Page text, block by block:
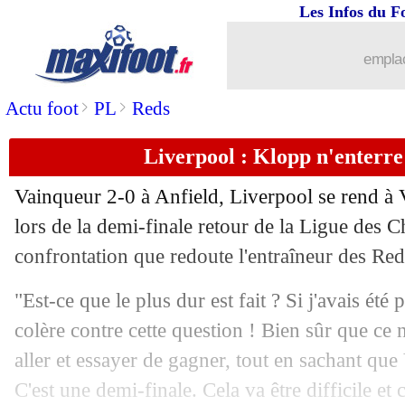
Actu foot> PL > Reds
Les Infos du
Liverpool : Klopp
Vainqueur 2-0 à Anfield, Liverpool se rend à
lors de la demi-finale retour de la Ligue des
confrontation que redoute l'entraîneur des
"Est-ce que le plus dur est fait ? Si j'avais été
colère contre cette question ! Bien sûr que ce
aller et essayer de gagner, tout en sachant
C'est une demi-finale. Cela va être difficile et
Inter: Arsenal cible Lautaro Martinez
03/05 Rennes: Naples pense à Terrier
03/05 Man Utd: le frère de Lingard
03/05 Atletico: une clause spéciale pour
03/05 Algérie: Belmadi a pensé au départ
Bayern : Müller a prolongé (officiel)